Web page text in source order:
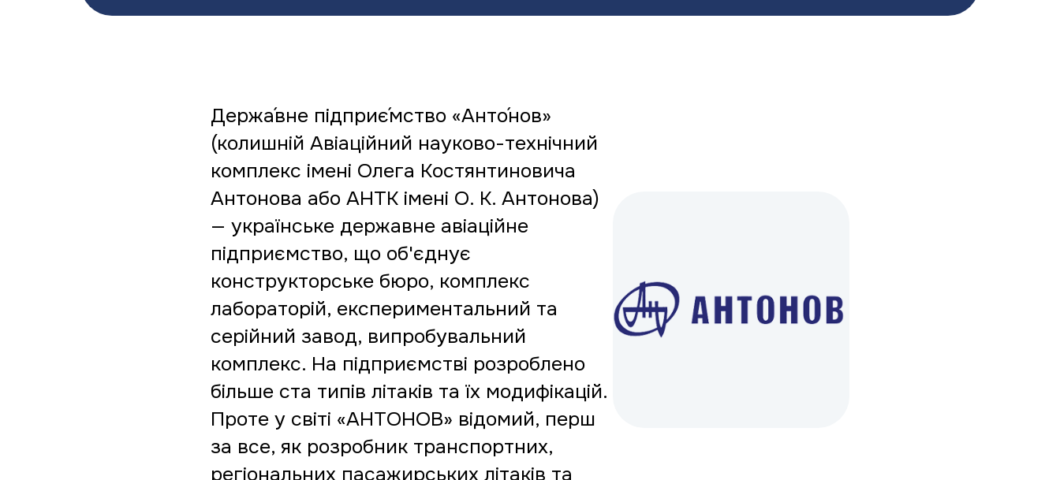
Держа́вне підприє́мство «Анто́нов»
(колишній Авіаційний науково-технічний
комплекс імені Олега Костянтиновича
Антонова або АНТК імені О. К. Антонова)
— українське державне авіаційне
підприємство, що об'єднує
конструкторське бюро, комплекс
лабораторій, експериментальний та
серійний завод, випробувальний
комплекс. На підприємстві розроблено
більше ста типів літаків та їх модифікацій.
Проте у світі «АНТОНОВ» відомий, перш
за все, як розробник транспортних,
регіональних пасажирських літаків та